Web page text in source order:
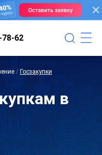
78-62
/ Госзакупки
в